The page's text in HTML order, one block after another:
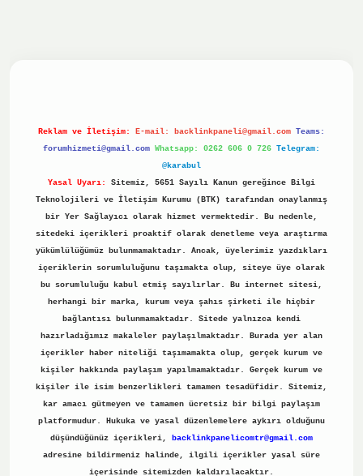
Reklam ve İletişim: E-mail: backlinkpaneli@gmail.com Teams:
forumhizmeti@gmail.com Whatsapp: 0262 606 0 726 Telegram:
@karabul
Yasal Uyarı:
Sitemiz, 5651 Sayılı Kanun gereğince Bilgi
Teknolojileri ve İletişim Kurumu (BTK) tarafından onaylanmış
bir Yer Sağlayıcı olarak hizmet vermektedir. Bu nedenle,
sitedeki içerikleri proaktif olarak denetleme veya araştırma
yükümlülüğümüz bulunmamaktadır. Ancak, üyelerimiz yazdıkları
içeriklerin sorumluluğunu taşımakta olup, siteye üye olarak
bu sorumluluğu kabul etmiş sayılırlar. Bu internet sitesi,
herhangi bir marka, kurum veya şahıs şirketi ile hiçbir
bağlantısı bulunmamaktadır. Sitede yalnızca kendi
hazırladığımız makaleler paylaşılmaktadır. Burada yer alan
içerikler haber niteliği taşımamakta olup, gerçek kurum ve
kişiler hakkında paylaşım yapılmamaktadır. Gerçek kurum ve
kişiler ile isim benzerlikleri tamamen tesadüfidir. Sitemiz,
kar amacı gütmeyen ve tamamen ücretsiz bir bilgi paylaşım
platformudur. Hukuka ve yasal düzenlemelere aykırı olduğunu
düşündüğünüz içerikleri,
backlinkpanelicomtr@gmail.com
adresine bildirmeniz halinde, ilgili içerikler yasal süre
içerisinde sitemizden kaldırılacaktır.